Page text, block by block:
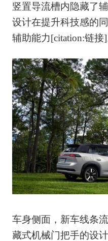
竖置导流槽内隐藏了
设计在提升科技感的
辅助能力[citation:链接]
车身侧面，新车线条
藏式机械门把手的设